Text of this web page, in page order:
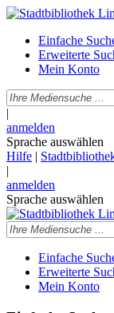
Einfache
Erweiterte
Mein Konto
|
anmelden
Sprache auswählen
Hilfe |
|
anmelden
Sprache auswählen
Einfache
Erweiterte
Mein Konto